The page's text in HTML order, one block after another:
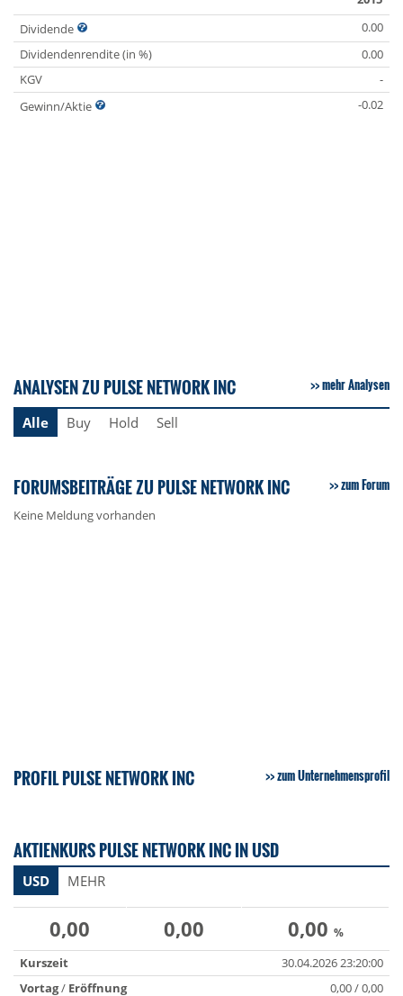
Dividende
0.00
Dividendenrendite (in %)
0.00
KGV
-
Gewinn/Aktie
-0.02
ANALYSEN ZU PULSE NETWORK INC mehr Analysen
Alle Buy Hold Sell
FORUMSBEITRÄGE ZU PULSE NETWORK INC zum Forum
Keine Meldung vorhanden
PROFIL PULSE NETWORK INC zum Unternehmensprofil
AKTIENKURS PULSE NETWORK INC IN USD
USD MEHR
0,00 0,00 0,00 %
Kurszeit
30.04.2026 23:20:00
Vortag/ Eröffnung 0,00 / 0,00